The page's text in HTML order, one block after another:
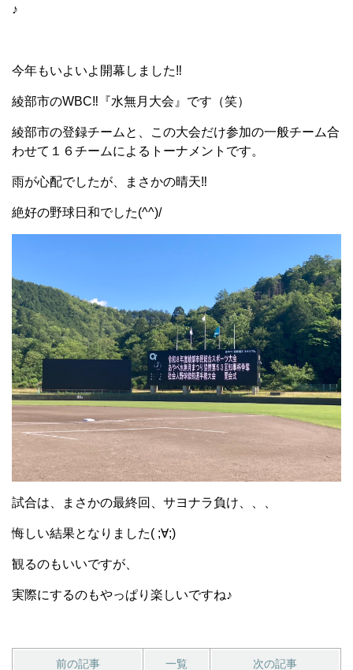
♪
今年もいよいよ開幕しました‼
綾部市のWBC‼『水無月大会』です（笑）
綾部市の登録チームと、この大会だけ参加の一般チーム合
わせて１６チームによるトーナメントです。
雨が心配でしたが、まさかの晴天‼
絶好の野球日和でした(^^)/
試合は、まさかの最終回、サヨナラ負け、、、
悔しい結果となりました( ;∀;)
観るのもいいですが、
実際にするのもやっぱり楽しいですね♪
前の記事 一覧 次の記事